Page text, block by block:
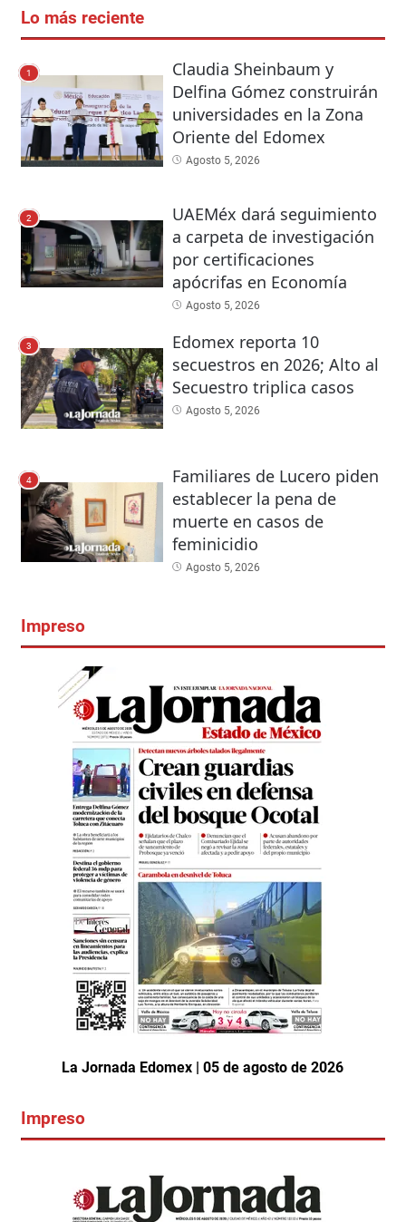
Lo más reciente
1
Claudia Sheinbaum y
Delfina Gómez construirán
universidades en la Zona
Oriente del Edomex
Agosto 5, 2026
2
UAEMéx dará seguimiento
a carpeta de investigación
por certificaciones
apócrifas en Economía
Agosto 5, 2026
3
Edomex reporta 10
secuestros en 2026; Alto al
Secuestro triplica casos
Agosto 5, 2026
4
Familiares de Lucero piden
establecer la pena de
muerte en casos de
feminicidio
Agosto 5, 2026
Impreso
La Jornada Edomex | 05 de agosto de 2026
Impreso